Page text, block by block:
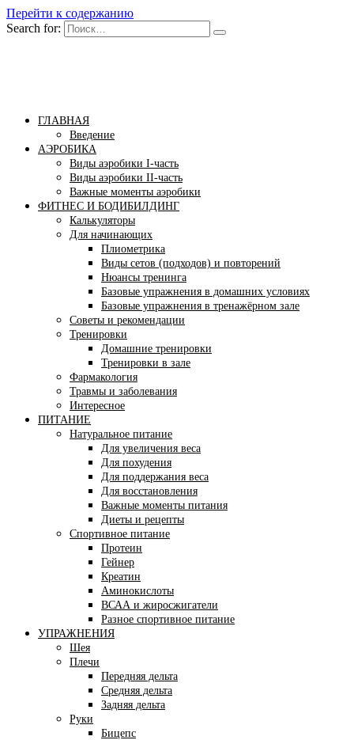
Перейти к содержанию
Search for:
ГЛАВНАЯ
Введение
АЭРОБИКА
Виды аэробики І-часть
Виды аэробики ІІ-часть
Важные моменты аэробики
ФИТНЕС И БОДИБИЛДИНГ
Калькуляторы
Для начинающих
Плиометрика
Виды сетов (подходов) и повторений
Нюансы тренинга
Базовые упражнения в домашних условиях
Базовые упражнения в тренажёрном зале
Советы и рекомендации
Тренировки
Домашние тренировки
Тренировки в зале
Фармакология
Травмы и заболевания
Интересное
ПИТАНИЕ
Натуральное питание
Для увеличения веса
Для похудения
Для поддержания веса
Для восстановления
Важные моменты питания
Диеты и рецепты
Спортивное питание
Протеин
Гейнер
Креатин
Аминокислоты
ВСАА и жиросжигатели
Разное спортивное питание
УПРАЖНЕНИЯ
Шея
Плечи
Передняя дельта
Средняя дельта
Задняя дельта
Руки
Бицепс